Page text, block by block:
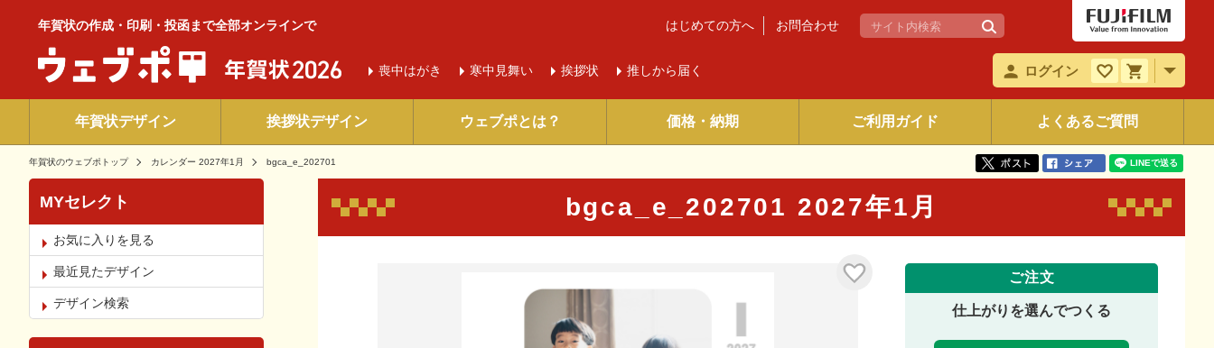
年賀状の作成・印刷・投函まで全部オンラインで
喪中はがき 寒中 見舞い 挨拶状 推しから届く
はじめての方へ お問合わせ
ログイン
年賀状デザイン 挨拶状デザイン ウェブポとは？ 価格・納期 ご利用ガイド よくあるご質問
年賀状のウェブポトップ カレンダー 2027年1月 bgca_e_202701
bgca_e_202701 2027年1月
ご注文
仕上がりを選んでつくる
MYセレクト
お気に入りを見る
最近見たデザイン
デザイン検索